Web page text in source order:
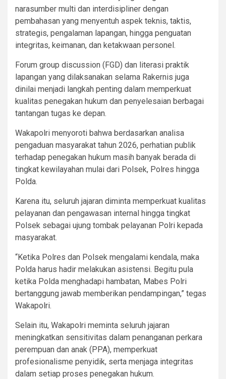
narasumber multi dan interdisipliner dengan
pembahasan yang menyentuh aspek teknis, taktis,
strategis, pengalaman lapangan, hingga penguatan
integritas, keimanan, dan ketakwaan personel.
Forum group discussion (FGD) dan literasi praktik
lapangan yang dilaksanakan selama Rakernis juga
dinilai menjadi langkah penting dalam memperkuat
kualitas penegakan hukum dan penyelesaian berbagai
tantangan tugas ke depan.
Wakapolri menyoroti bahwa berdasarkan analisa
pengaduan masyarakat tahun 2026, perhatian publik
terhadap penegakan hukum masih banyak berada di
tingkat kewilayahan mulai dari Polsek, Polres hingga
Polda.
Karena itu, seluruh jajaran diminta memperkuat kualitas
pelayanan dan pengawasan internal hingga tingkat
Polsek sebagai ujung tombak pelayanan Polri kepada
masyarakat.
“Ketika Polres dan Polsek mengalami kendala, maka
Polda harus hadir melakukan asistensi. Begitu pula
ketika Polda menghadapi hambatan, Mabes Polri
bertanggung jawab memberikan pendampingan,” tegas
Wakapolri.
Selain itu, Wakapolri meminta seluruh jajaran
meningkatkan sensitivitas dalam penanganan perkara
perempuan dan anak (PPA), memperkuat
profesionalisme penyidik, serta menjaga integritas
dalam setiap proses penegakan hukum.